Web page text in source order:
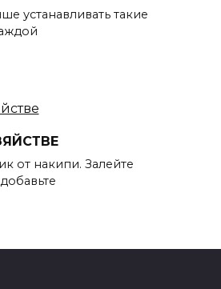
устанавливать такие
от накипи. Залейте